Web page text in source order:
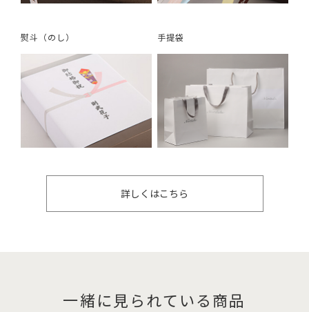
熨斗（のし） 手提袋
詳しくはこちら
一緒に見られている商品